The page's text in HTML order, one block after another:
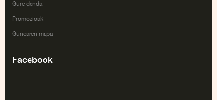
Gure denda
Promozioak
Gunearen mapa
Facebook